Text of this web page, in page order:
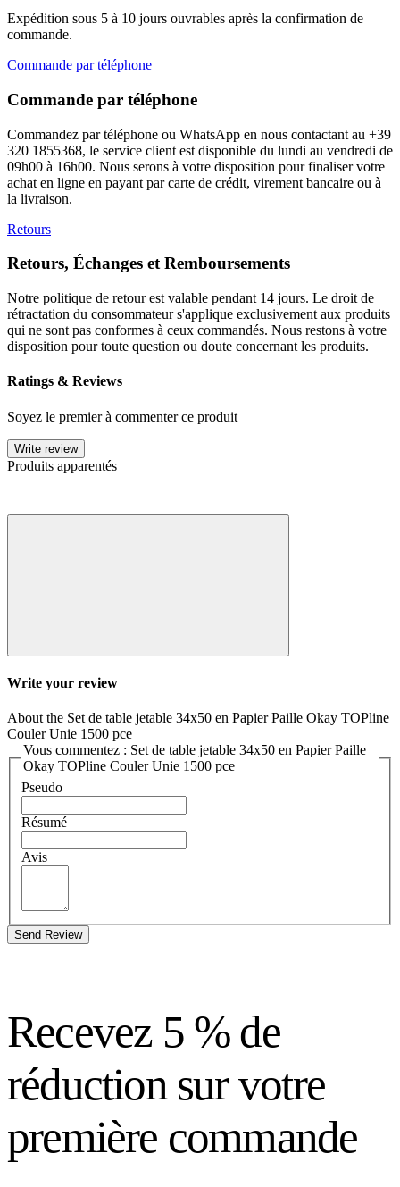
Expédition sous 5 à 10 jours ouvrables après la confirmation de
commande.
Commande par téléphone
Commande par téléphone
Commandez par téléphone ou WhatsApp en nous contactant au +39
320 1855368, le service client est disponible du lundi au vendredi de
09h00 à 16h00. Nous serons à votre disposition pour finaliser votre
achat en ligne en payant par carte de crédit, virement bancaire ou à
la livraison.
Retours
Retours, Échanges et Remboursements
Notre politique de retour est valable pendant 14 jours. Le droit de
rétractation du consommateur s'applique exclusivement aux produits
qui ne sont pas conformes à ceux commandés. Nous restons à votre
disposition pour toute question ou doute concernant les produits.
Ratings & Reviews
Soyez le premier à commenter ce produit
Write review
Produits apparentés
Write your review
About the Set de table jetable 34x50 en Papier Paille Okay TOPline
Couler Unie 1500 pce
Vous commentez : Set de table jetable 34x50 en Papier Paille
Okay TOPline Couler Unie 1500 pce
Pseudo
Résumé
Avis
Send Review
Recevez 5 % de
réduction sur votre
première commande